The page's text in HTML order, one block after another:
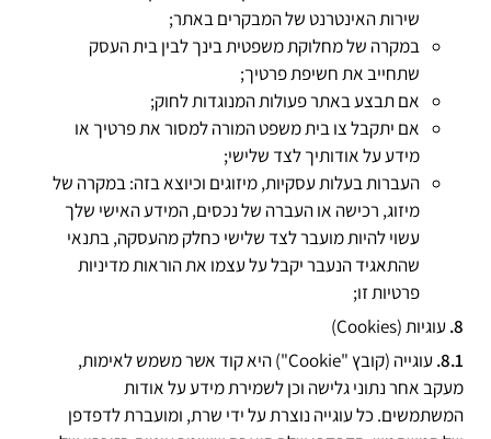
שירות האינטרנט של המבקרים באתר;
במקרה של מחלוקת משפטית בינך לבין בית העסק
שתחייב את חשיפת פרטיך;
אם תבצע באתר פעולות המנוגדות לחוק;
אם יתקבל צו בית משפט המורה למסור את פרטיך או
מידע על אודותיך לצד שלישי;
העברות בעלות עסקיות, מיזוגים וכיוצא בזה: במקרה של
מיזוג, רכישה או העברה של נכסים, המידע האישי שלך
עשוי להיות מועבר לצד שלישי כחלק מהעסקה, בתנאי
שהתאגיד הנעבר יקבל על עצמו את הוראות מדיניות
פרטיות זו;
עוגיות (Cookies)
עוגייה (קובץ "Cookie") היא קוד אשר משמש לאימות,
מעקב אחר נתוני גלישה וכן לשמירת מידע על אודות
המשתמשים. כל עוגייה נוצרת על ידי שרת, ומועברת לדפדפן